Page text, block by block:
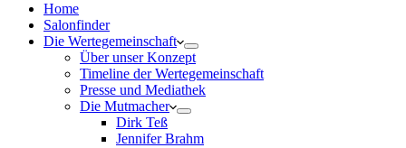
Home
Salonfinder
Die Wertegemeinschaft
Über unser Konzept
Timeline der Wertegemeinschaft
Presse und Mediathek
Die Mutmacher
Dirk Teß
Jennifer Brahm